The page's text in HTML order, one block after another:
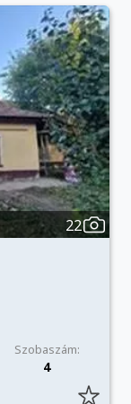
22
Szobaszám:
4